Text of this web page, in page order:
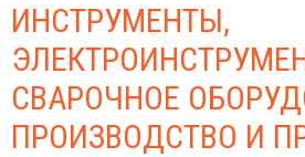
ИНСТРУМЕНТЫ,
СВАРОЧНОЕ
ПРОИЗВОДСТВО И